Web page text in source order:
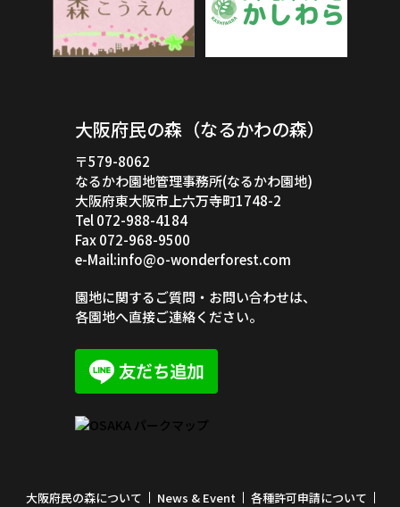
大阪府民の森（なるかわの森）
〒579-8062
なるかわ園地管理事務所(なるかわ園地)
大阪府東大阪市上六万寺町1748-2
Tel 072-988-4184
Fax 072-968-9500
e-Mail:info@o-wonderforest.com
園地に関するご質問・お問い合わせは、
各園地へ直接ご連絡ください。
大阪府民の森について News & Event
各種許可申請について